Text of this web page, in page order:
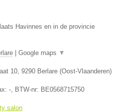
Havinnes en in de provincie
| Google maps ▼
10 9290 Berlare (Oost-Vlaanderen)
- , BTW-nr: BE0568715750
salon